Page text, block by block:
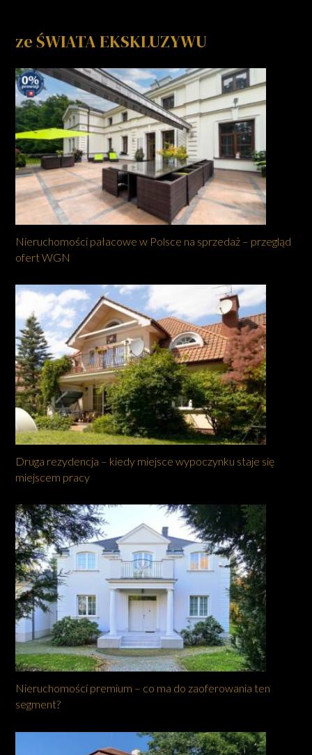
ze ŚWIATA EKSKLUZYWU
Nieruchomości pałacowe w Polsce na sprzedaż – przegląd
ofert WGN
Druga rezydencja – kiedy miejsce wypoczynku staje się
miejscem pracy
Nieruchomości premium – co ma do zaoferowania ten
segment?